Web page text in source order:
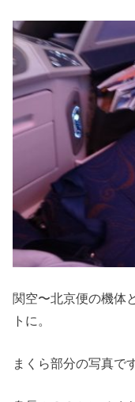
関空〜北京便の機体
トに。
まくら部分の写真で